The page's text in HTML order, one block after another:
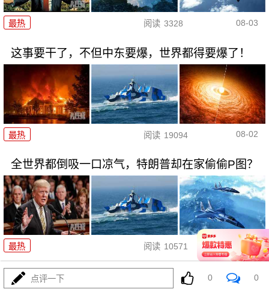
最热 阅读 3328 08-03
这事要干了，不但中东要爆，世界都得要爆了！
最热 阅读 19094 08-02
全世界都倒吸一口凉气，特朗普却在家偷偷P图？
最热 阅读 10571 08-02
美上将一封“私信”捅破天！特朗普
点评一下 0 0